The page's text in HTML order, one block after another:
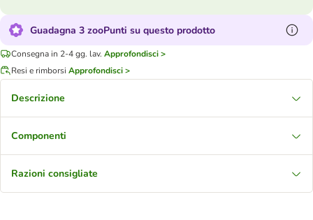
Guadagna 3 zooPunti su questo prodotto
Consegna in 2-4 gg. lav. Approfondisci >
Resi e rimborsi Approfondisci >
Descrizione
Componenti
Razioni consigliate